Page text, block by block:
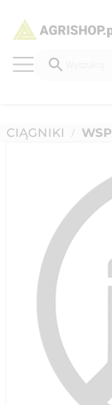
CIĄGNIKI /